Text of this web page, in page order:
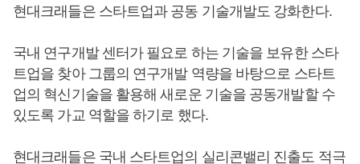
현대크래들은 스타트업과 공동 기술개발도 강화한다.
국내 연구개발 센터가 필요로 하는 기술을 보유한 스타
트업을 찾아 그룹의 연구개발 역량을 바탕으로 스타트
업의 혁신기술을 활용해 새로운 기술을 공동개발할 수
있도록 가교 역할을 하기로 했다.
현대크래들은 국내 스타트업의 실리콘밸리 진출도 적극